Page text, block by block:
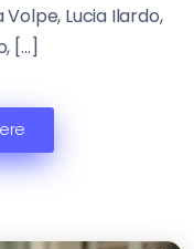
Lucia Ilardo,
[…]